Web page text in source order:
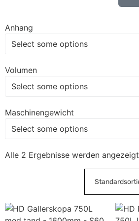
Anhang
Select some options
Volumen
Select some options
Maschinengewicht
Select some options
Alle 2 Ergebnisse werden angezeigt